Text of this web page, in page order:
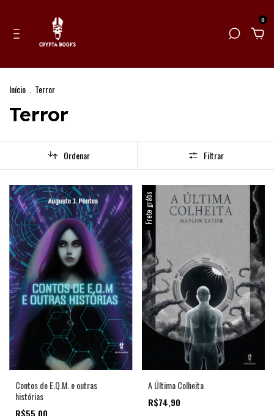
0
Início Terror
Terror
Ordenar Filtrar
Contos de E.Q.M. e outras
histórias
R$55,00
Frete grátis
A Última Colheita
R$74,90